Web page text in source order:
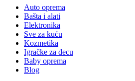
Auto oprema
Bašta i alati
Elektronika
Sve za kuću
Kozmetika
Igračke za decu
Baby oprema
Blog